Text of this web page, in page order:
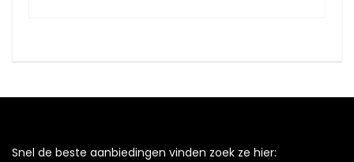
Snel de beste aanbiedingen vinden zoek ze hier: